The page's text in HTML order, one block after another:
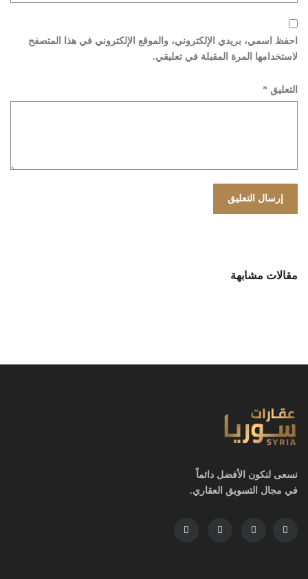
احفظ اسمي، بريدي الإلكتروني، والموقع الإلكتروني في هذا المتصفح
لاستخدامها المرة المقبلة في تعليقي.
التعليق *
مقالات مشابهة
نسعى لنكون الأفضل دائماً
في مجال التسويق العقاري.